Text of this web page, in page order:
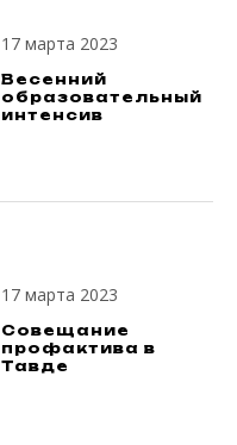
17 марта 2023
Весенний
образовательный
интенсив
17 марта 2023
Совещание
профактива в
Тавде